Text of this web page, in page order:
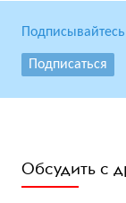
Подписаться
Обсудить с